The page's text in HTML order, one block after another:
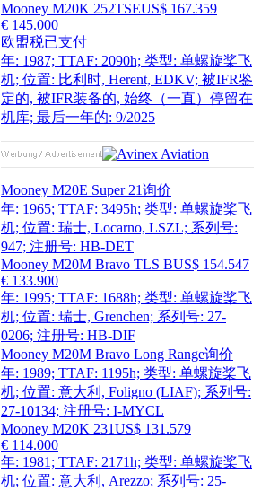
Mooney M20K 252TSEUS$ 167.359
€ 145.000
欧盟税已支付
年: 1987; TTAF: 2090h; 类型: 单螺旋桨飞
机; 位置: 比利时, Herent, EDKV; 被IFR鉴
定的, 被IFR装备的, 始终（一直）停留在
机库; 最后一年的: 9/2025
Mooney M20E Super 21询价
年: 1965; TTAF: 3495h; 类型: 单螺旋桨飞
机; 位置: 瑞士, Locarno, LSZL; 系列号:
947; 注册号: HB-DET
Mooney M20M Bravo TLS BUS$ 154.547
€ 133.900
年: 1995; TTAF: 1688h; 类型: 单螺旋桨飞
机; 位置: 瑞士, Grenchen; 系列号: 27-
0206; 注册号: HB-DIF
Mooney M20M Bravo Long Range询价
年: 1989; TTAF: 1195h; 类型: 单螺旋桨飞
机; 位置: 意大利, Foligno (LIAF); 系列号:
27-10134; 注册号: I-MYCL
Mooney M20K 231US$ 131.579
€ 114.000
年: 1981; TTAF: 2171h; 类型: 单螺旋桨飞
机; 位置: 意大利, Arezzo; 系列号: 25-